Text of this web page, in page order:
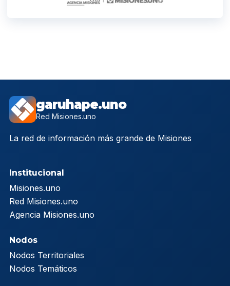
garuhape.uno
Red Misiones.uno
La red de información más grande de Misiones
Institucional
Misiones.uno
Red Misiones.uno
Agencia Misiones.uno
Nodos
Nodos Territoriales
Nodos Temáticos